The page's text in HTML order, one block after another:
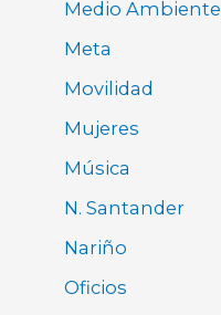
Medio Ambiente
Meta
Movilidad
Mujeres
Música
N. Santander
Nariño
Oficios